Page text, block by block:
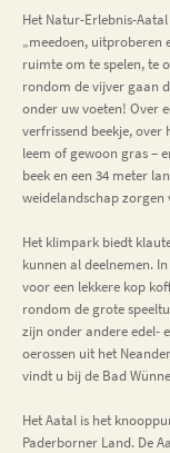
Het Natur-Erlebnis-
„meedoen, uitproberen
ruimte om te spelen, te
rondom de vijver gaan
onder uw voeten! Over
verfrissend beekje, over
leem of gewoon gras –
beek en een 34 meter
weidelandschap
Het klimpark biedt
kunnen al deelnemen.
voor een lekkere kop
rondom de grote
zijn onder andere edel-
oerossen uit het
vindt u bij de Bad
Het Aatal is het
Paderborner Land. De